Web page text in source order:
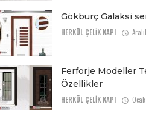
Gökburç Galaksi
HERKÜL ÇELİK KAPI
Ferforje Modeller
Özellikler
HERKÜL ÇELİK KAPI